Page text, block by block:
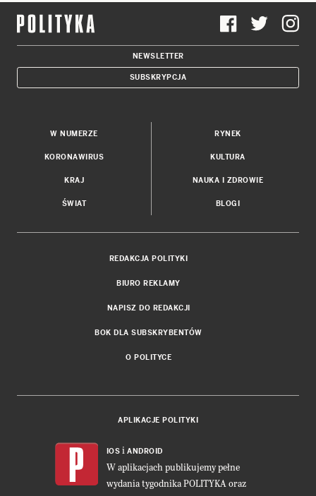
NEWSLETTER
SUBSKRYPCJA
W NUMERZE
KORONAWIRUS
KRAJ
ŚWIAT
RYNEK
KULTURA
NAUKA I ZDROWIE
BLOGI
REDAKCJA POLITYKI
BIURO REKLAMY
NAPISZ DO REDAKCJI
BOK DLA SUBSKRYBENTÓW
O POLITYCE
APLIKACJE POLITYKI
IOS i ANDROID
W aplikacjach publikujemy pełne
wydania tygodnika POLITYKA oraz